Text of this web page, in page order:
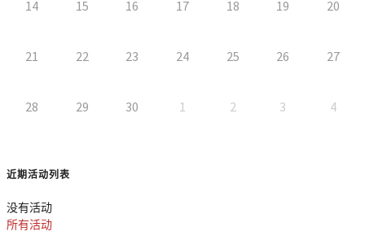
14 15 16 17 18 19 20
21 22 23 24 25 26 27
28 29 30 1 2 3 4
近期活动列表
没有活动
所有活动